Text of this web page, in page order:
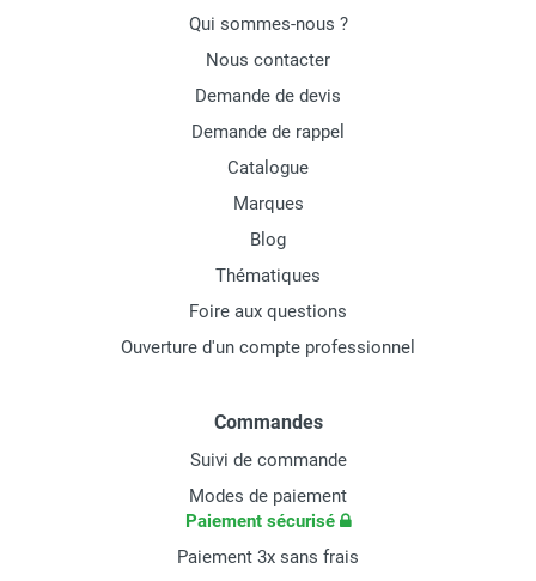
Qui sommes-nous ?
Nous contacter
Demande de devis
Demande de rappel
Catalogue
Marques
Blog
Thématiques
Foire aux questions
Ouverture d'un compte professionnel
Commandes
Suivi de commande
Modes de paiement
Paiement sécurisé
Paiement 3x sans frais